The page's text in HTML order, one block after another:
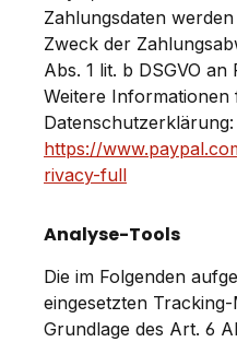
Zahlungsdaten
Zweck der
Abs. 1 lit. b DSGVO
Weitere Informationen
Datenschutzerklärung:
https://
rivacy-full
Analyse-Tools
Die im Folgenden
eingesetzten
Grundlage des Art. 6